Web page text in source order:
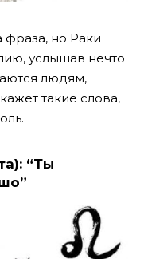
фраза, но Раки
услышав нечто
людям,
такие слова,
“Ты